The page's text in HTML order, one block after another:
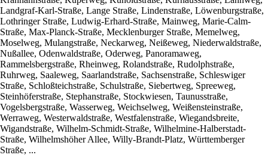
Landgraf-Karl-Straße, Lange Straße, Lindenstraße, Löwenburgstraße,
Lothringer Straße, Ludwig-Erhard-Straße, Mainweg, Marie-Calm-
Straße, Max-Planck-Straße, Mecklenburger Straße, Memelweg,
Moselweg, Mulangstraße, Neckarweg, Neißeweg, Niederwaldstraße,
Nußallee, Odenwaldstraße, Oderweg, Panoramaweg,
Rammelsbergstraße, Rheinweg, Rolandstraße, Rudolphstraße,
Ruhrweg, Saaleweg, Saarlandstraße, Sachsenstraße, Schleswiger
Straße, Schloßteichstraße, Schulstraße, Siebertweg, Spreeweg,
Steinhöferstraße, Stephanstraße, Stockwiesen, Taunusstraße,
Vogelsbergstraße, Wasserweg, Weichselweg, Weißensteinstraße,
Werraweg, Westerwaldstraße, Westfalenstraße, Wiegandsbreite,
Wigandstraße, Wilhelm-Schmidt-Straße, Wilhelmine-Halberstadt-
Straße, Wilhelmshöher Allee, Willy-Brandt-Platz, Württemberger
Straße, ...